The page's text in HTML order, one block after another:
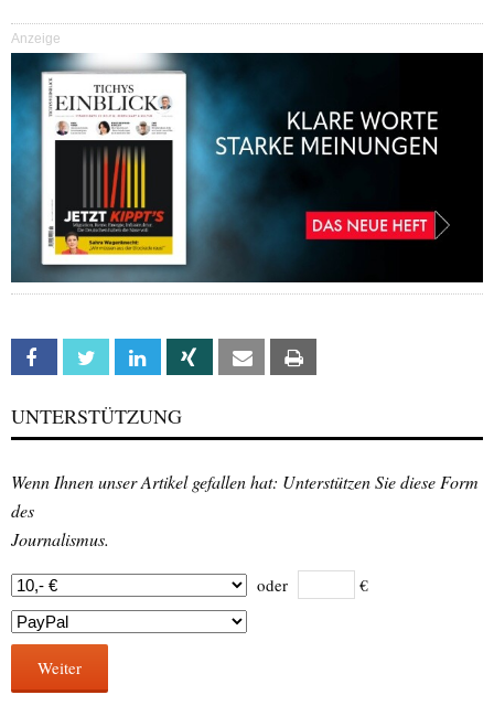
Anzeige
Facebook Twitter Linkedin Xing Email
UNTERSTÜTZUNG
Wenn Ihnen unser Artikel gefallen hat: Unterstützen Sie diese Form
des
Journalismus.
oder €
Weiter